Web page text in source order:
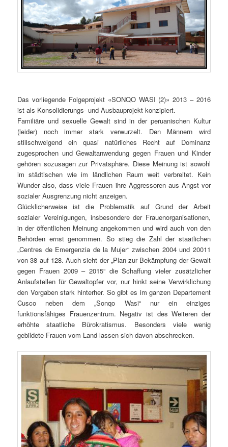
Das vorliegende Folgeprojekt «SONQO WASI (2)» 2013 – 2016
ist als Konsolidierungs- und Ausbauprojekt konzipiert.
Familiäre und sexuelle Gewalt sind in der peruanischen Kultur
(leider) noch immer stark verwurzelt. Den Männern wird
stillschweigend ein quasi natürliches Recht auf Dominanz
zugesprochen und Gewaltanwendung gegen Frauen und Kinder
gehören sozusagen zur Privatsphäre. Diese Meinung ist sowohl
im städtischen wie im ländlichen Raum weit verbreitet. Kein
Wunder also, dass viele Frauen ihre Aggressoren aus Angst vor
sozialer Ausgrenzung nicht anzeigen.
Glücklicherweise ist die Problematik auf Grund der Arbeit
sozialer Vereinigungen, insbesondere der Frauenorganisationen,
in der öffentlichen Meinung angekommen und wird auch von den
Behörden ernst genommen. So stieg die Zahl der staatlichen
„Centres de Emergenzia de la Mujer“ zwischen 2004 und 20011
von 38 auf 128. Auch sieht der „Plan zur Bekämpfung der Gewalt
gegen Frauen 2009 – 2015“ die Schaffung vieler zusätzlicher
Anlaufstellen für Gewaltopfer vor, nur hinkt seine Verwirklichung
den Vorgaben stark hinterher. So gibt es im ganzen Departement
Cusco neben dem „Sonqo Wasi“ nur ein einziges
funktionsfähiges Frauenzentrum. Negativ ist des Weiteren der
erhöhte staatliche Bürokratismus. Besonders viele wenig
gebildete Frauen vom Land lassen sich davon abschrecken.